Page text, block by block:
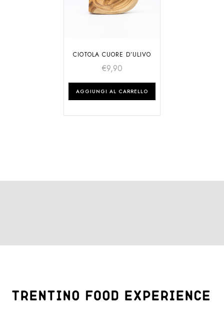
CIOTOLA CUORE D’ULIVO
€9,90
AGGIUNGI AL CARRELLO